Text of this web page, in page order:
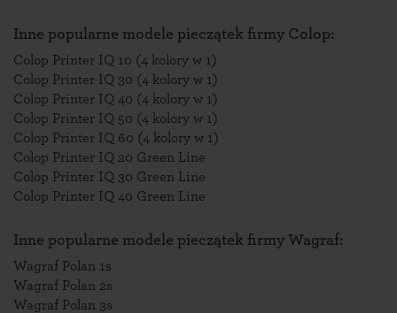
Inne popularne modele pieczątek firmy Colop:
Colop Printer IQ 10 (4 kolory w 1)
Colop Printer IQ 30 (4 kolory w 1)
Colop Printer IQ 40 (4 kolory w 1)
Colop Printer IQ 50 (4 kolory w 1)
Colop Printer IQ 60 (4 kolory w 1)
Colop Printer IQ 20 Green Line
Colop Printer IQ 30 Green Line
Colop Printer IQ 40 Green Line
Inne popularne modele pieczątek firmy Wagraf:
Wagraf Polan 1s
Wagraf Polan 2s
Wagraf Polan 3s